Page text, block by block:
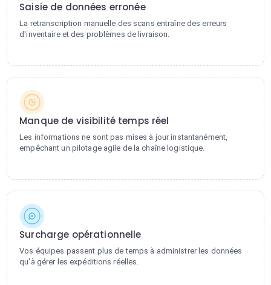
Saisie de données erronée
La retranscription manuelle des scans entraîne des erreurs
d'inventaire et des problèmes de livraison.
Manque de visibilité temps réel
Les informations ne sont pas mises à jour instantanément,
empêchant un pilotage agile de la chaîne logistique.
Surcharge opérationnelle
Vos équipes passent plus de temps à administrer les données
qu'à gérer les expéditions réelles.